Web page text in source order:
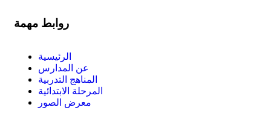
روابط مهمة
الرئيسية
عن المدارس
المناهج التدربية
المرحلة الابتدائية
معرض الصور